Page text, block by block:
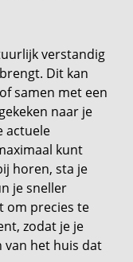
verstandig
Dit kan
samen met een
naar je
actuele
kunt
horen, sta je
je sneller
om precies te
zodat je je
van het huis dat